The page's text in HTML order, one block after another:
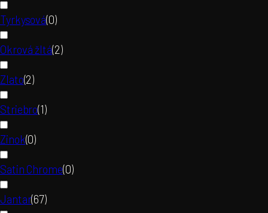
Tyrkysová(0)
Okrová žltá(2)
Zlato(2)
Striebro(1)
Zinok(0)
Satin Chrome(0)
Jantar(67)